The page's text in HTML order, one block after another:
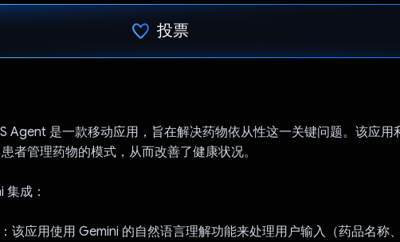
投票
Agent 是一款移动应用，旨在解决药物依从性这一关键问题。该应用
者管理药物的模式，从而改善了健康状况。
集成：
该应用使用 Gemini 的自然语言理解功能来处理用户输入（药品名称